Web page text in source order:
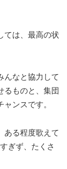
ては、最高の状
んなと協力して
るものと、集団
ンスです。
ある程度歌えて
ぎず、たくさ